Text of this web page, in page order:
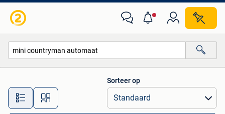
Alle afstanden…
Sorteer op